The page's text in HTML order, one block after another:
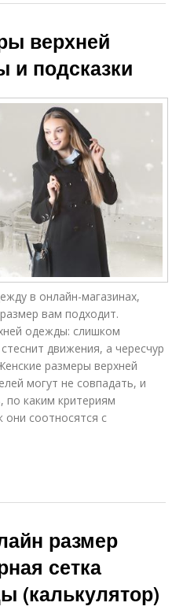
верхней
и подсказки
в онлайн-магазинах,
вам подходит.
одежды: слишком
движения, а чересчур
размеры верхней
могут не совпадать, и
по каким критериям
соотносятся с
размер
сетка
(калькулятор)